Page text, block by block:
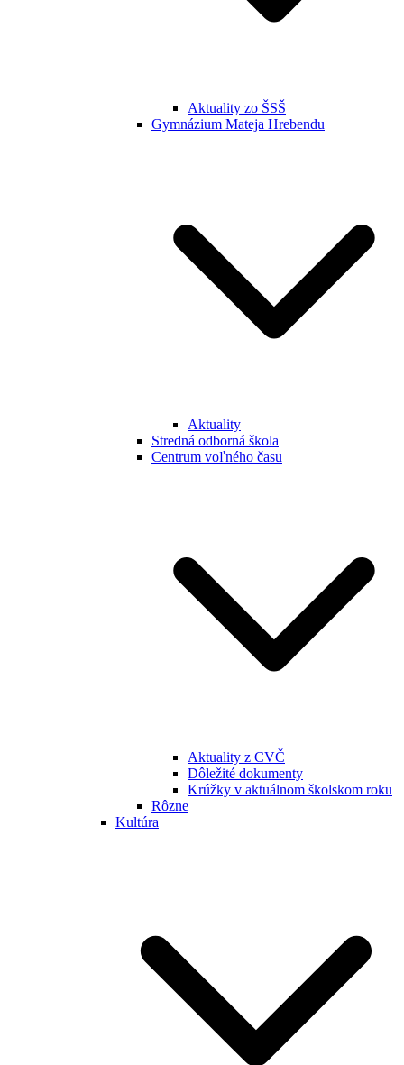
Aktuality zo ŠSŠ
Gymnázium Mateja Hrebendu
Aktuality
Stredná odborná škola
Centrum voľného času
Aktuality z CVČ
Dôležité dokumenty
Krúžky v aktuálnom školskom roku
Rôzne
Kultúra